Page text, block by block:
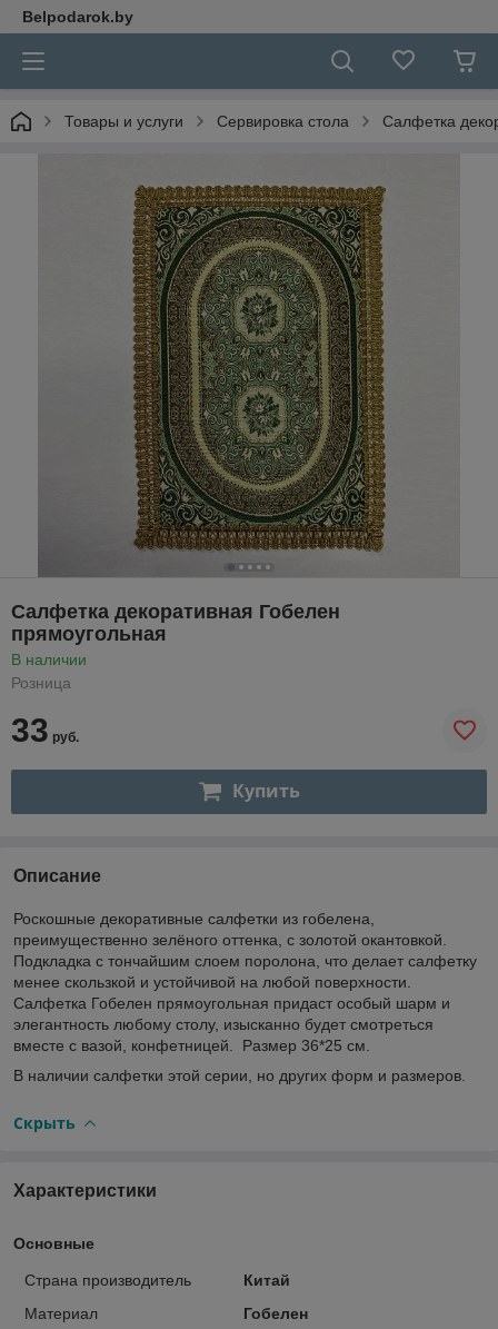
Belpodarok.by
Товары и услуги Сервировка стола Салфетка
Салфетка декоративная Гобелен
прямоугольная
В наличии
Розница
33 руб.
Купить
Описание
Роскошные декоративные салфетки из гобелена,
преимущественно зелёного оттенка, с золотой окантовкой.
Подкладка с тончайшим слоем поролона, что делает салфетку
менее скользкой и устойчивой на любой поверхности.
Салфетка Гобелен прямоугольная придаст особый шарм и
элегантность любому столу, изысканно будет смотреться
вместе с вазой, конфетницей. Размер 36*25 см.
В наличии салфетки этой серии, но других форм и размеров.
Скрыть
Характеристики
Основные
Страна производитель
Китай
Материал
Гобелен